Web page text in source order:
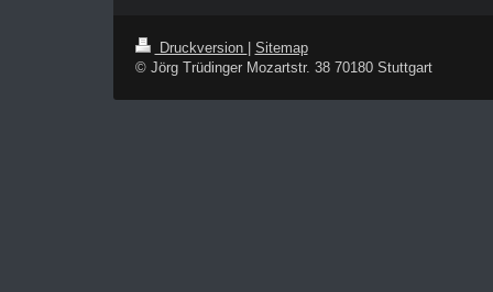
Druckversion
Sitemap
© Jörg Trüdinger Mozartstr. 38 70180 Stuttgart